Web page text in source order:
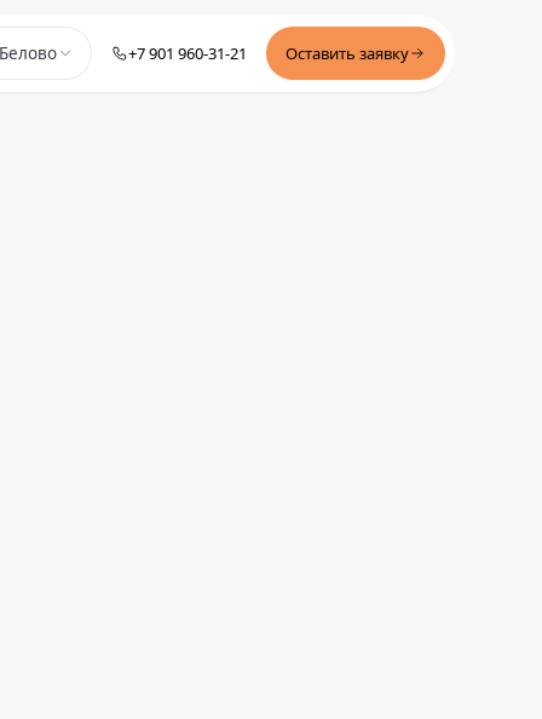
Белово +7 901 960-31-21 Оставить заявку